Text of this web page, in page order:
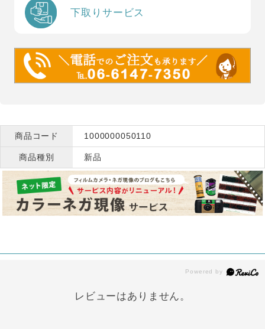
下取りサービス
商品コード 1000000050110
商品種別 新品
レビューはありません。